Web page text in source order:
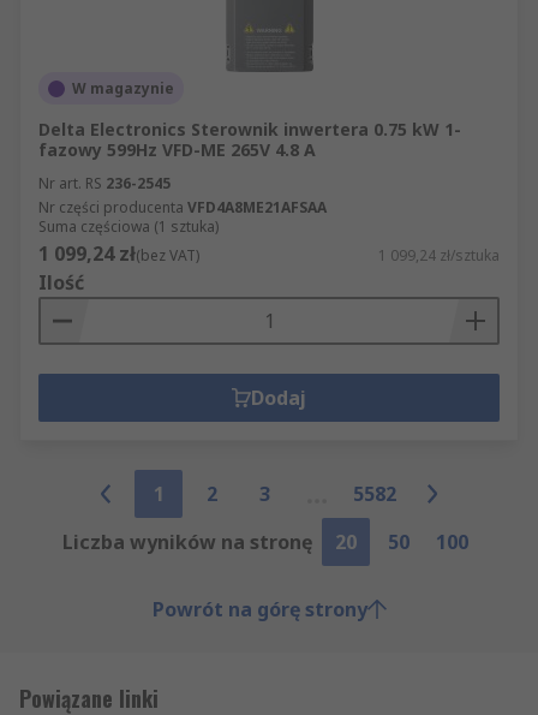
W magazynie
Delta Electronics Sterownik inwertera 0.75 kW 1-
fazowy 599Hz VFD-ME 265V 4.8 A
Nr art. RS 236-2545
Nr części producenta VFD4A8ME21AFSAA
Suma częściowa (1 sztuka)
1 099,24 zł(bez VAT) 1 099,24 zł/sztuka
Ilość
Dodaj
1 2 3
5582
Liczba wyników na stronę
20 50 100
Powrót na górę strony
Powiązane linki